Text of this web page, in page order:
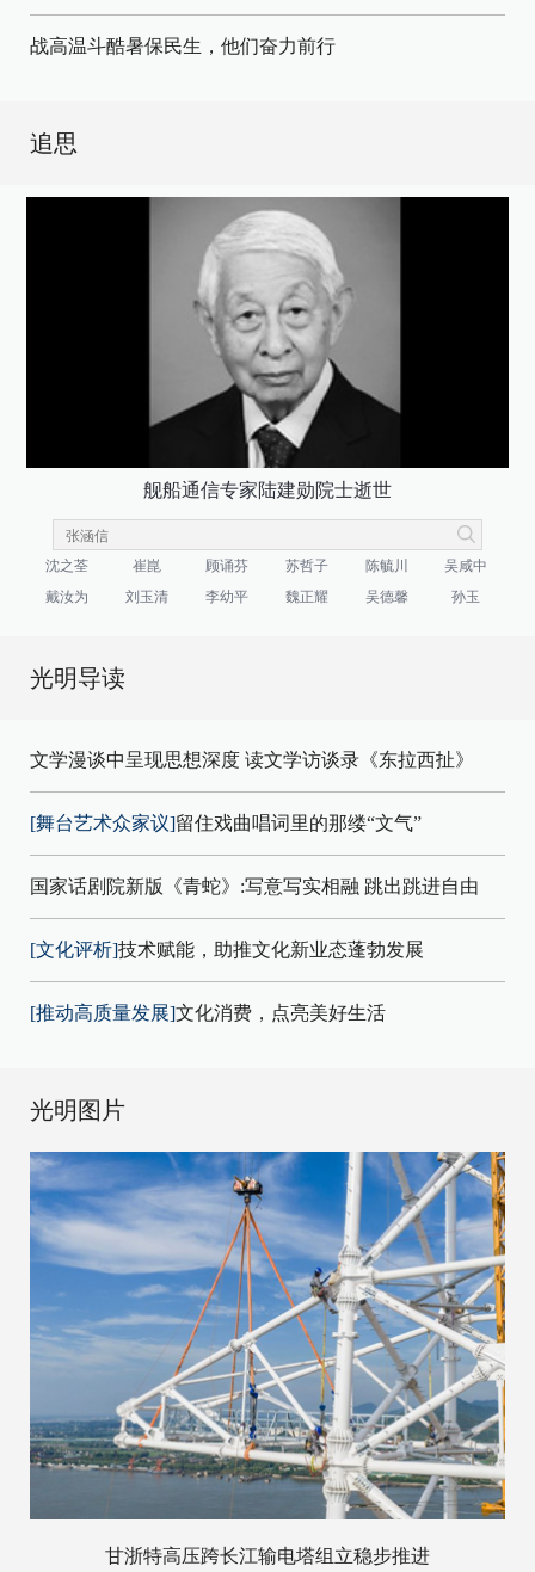
战高温斗酷暑保民生，他们奋力前行
追思
舰船通信专家陆建勋院士逝世
沈之荃 崔崑 顾诵芬 苏哲子 陈毓川
吴咸中
戴汝为
刘玉清 李幼平 魏正耀 吴德馨 孙玉
光明导读
文学漫谈中呈现思想深度 读文学访谈录《东拉西扯》
[舞台艺术众家议]留住戏曲唱词里的那缕“文气”
国家话剧院新版《青蛇》:写意写实相融 跳出跳进自由
[文化评析]技术赋能，助推文化新业态蓬勃发展
[推动高质量发展]文化消费，点亮美好生活
光明图片
甘浙特高压跨长江输电塔组立稳步推进